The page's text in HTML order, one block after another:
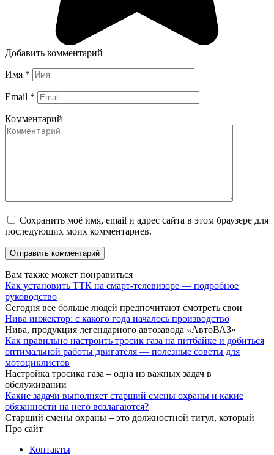
Добавить комментарий
Имя *
Email *
Комментарий
Сохранить моё имя, email и адрес сайта в этом браузере для
последующих моих комментариев.
Вам также может понравиться
Как установить ТТК на смарт-телевизоре — подробное
руководство
Сегодня все больше людей предпочитают смотреть свои
Нива инжектор: с какого года началось производство
Нива, продукция легендарного автозавода «АвтоВАЗ»
Как правильно настроить тросик газа на питбайке и добиться
оптимальной работы двигателя — полезные советы для
мотоциклистов
Настройка тросика газа – одна из важных задач в
обслуживании
Какие задачи выполняет старший смены охраны и какие
обязанности на него возлагаются?
Старший смены охраны – это должностной титул, который
Про сайт
Контакты